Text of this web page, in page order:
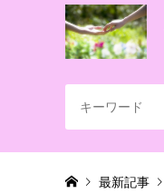
最新記事